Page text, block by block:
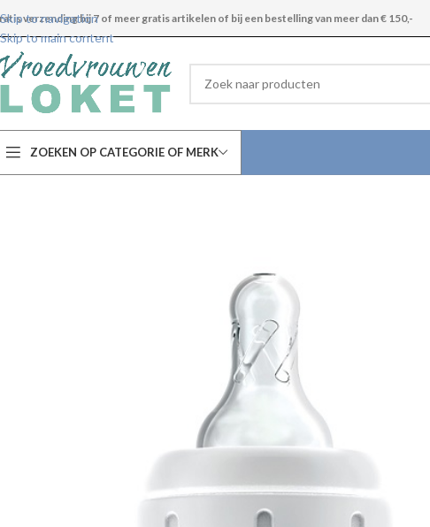
Skip to navigation
Skip to main content
verzending bij 7 of meer gratis artikelen of bij een bestelling van meer dan € 150,-
ZOEKEN OP CATEGORIE OF MERK